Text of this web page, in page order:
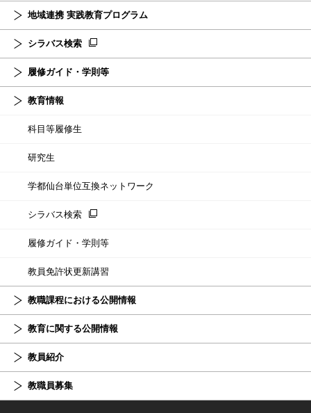
地域連携 実践教育プログラム
シラバス検索
履修ガイド・学則等
教育情報
科目等履修生
研究生
学都仙台単位互換ネットワーク
シラバス検索
履修ガイド・学則等
教員免許状更新講習
教職課程における公開情報
教育に関する公開情報
教員紹介
教職員募集